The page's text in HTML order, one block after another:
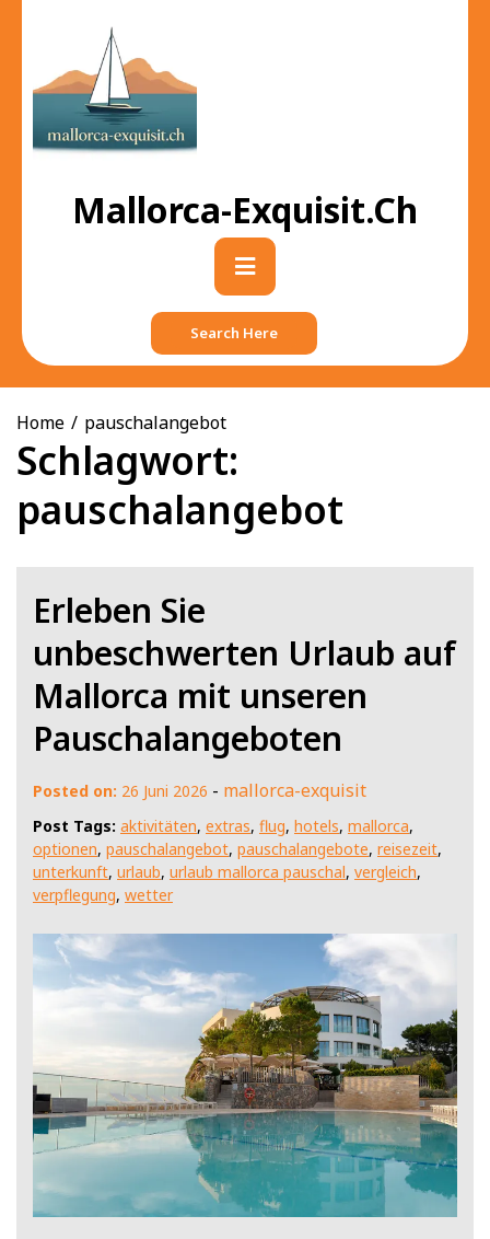
Mallorca-Exquisit.ch
Primary
Menu
Search Here
Home pauschalangebot
Schlagwort:
pauschalangebot
Erleben Sie
unbeschwerten Urlaub auf
Mallorca mit unseren
Pauschalangeboten
Posted on: 26 Juni 2026 - mallorca-exquisit
Post Tags: aktivitäten, extras, flug, hotels, mallorca,
optionen, pauschalangebot, pauschalangebote, reisezeit,
unterkunft, urlaub, urlaub mallorca pauschal, vergleich,
verpflegung, wetter